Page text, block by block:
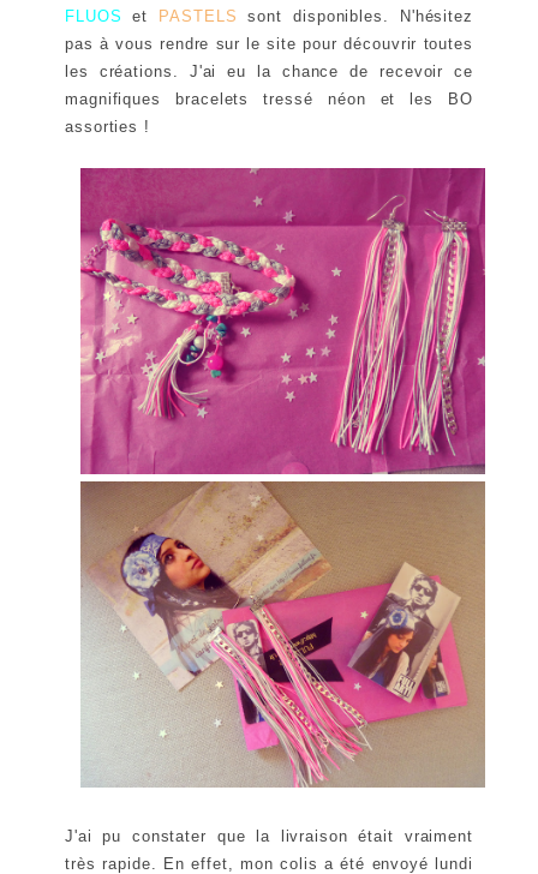
FLUOS
et PASTELS
sont disponibles. N'hésitez
pas à vous rendre sur le site pour découvrir toutes
les créations. J'ai eu la chance de recevoir ce
magnifiques bracelets tressé néon et les BO
assorties !
J'ai pu constater que la livraison était vraiment
très rapide. En effet, mon colis a été envoyé lundi